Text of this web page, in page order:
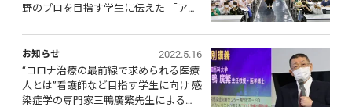
野のプロを目指す学生に伝えた 「アス
ほしいこと」
お知らせ
2022.5.16
“コロナ治療の最前線で求められる医療
人とは”看護師など目指す学生に向け 感
染症学の専門家三鴨廣繁先生による特